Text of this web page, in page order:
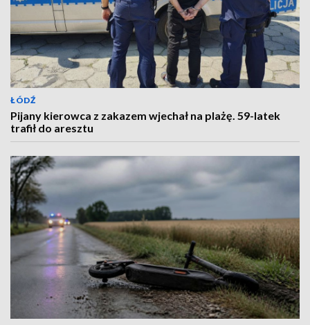
ŁÓDŹ
Pijany kierowca z zakazem wjechał na plażę. 59-latek
trafił do aresztu